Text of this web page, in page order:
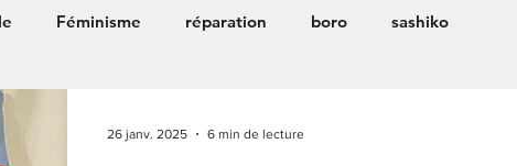
Féminisme réparation boro sashiko
26 janv. 2025 6 min de lecture